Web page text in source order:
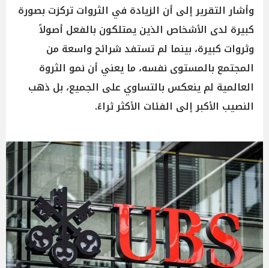
وأشار التقرير إلى أن الزيادة في الثروات تركزت بصورة
كبيرة لدى الأشخاص الذين يمتلكون بالفعل أصولاً
وثروات كبيرة، بينما لم تستفد شرائح واسعة من
المجتمع بالمستوى نفسه، ما يعني أن نمو الثروة
العالمية لم ينعكس بالتساوي على الجميع، بل ذهب
النصيب الأكبر إلى الفئات الأكثر ثراءً.